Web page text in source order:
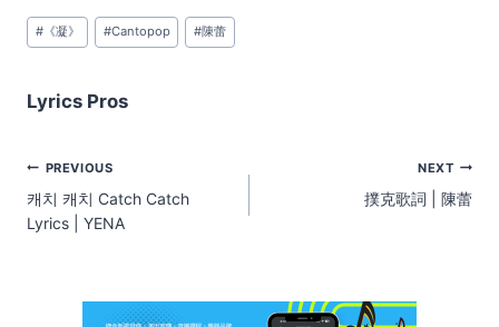
Post
Tags:
#《凝》 #Cantopop #陳蕾
Lyrics Pros
Post
navigation
PREVIOUS
캐치 캐치 Catch Catch
Lyrics | YENA
NEXT
撲克歌詞 | 陳蕾